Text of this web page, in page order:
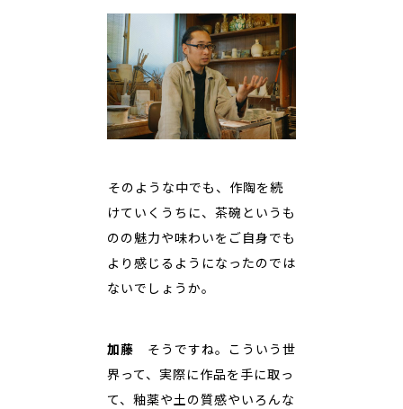
――そのような中でも、作陶を続
けていくうちに、茶碗というも
のの魅力や味わいをご自身でも
より感じるようになったのでは
ないでしょうか。
加藤 そうですね。こういう世
界って、実際に作品を手に取っ
て、釉薬や土の質感やいろんな